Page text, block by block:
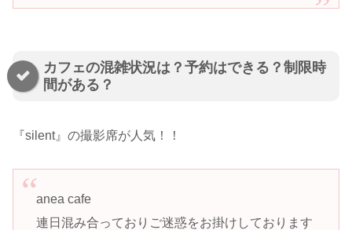
カフェの混雑状況は？予約はできる？制限時
間がある？
『silent』の撮影席が人気！！
anea cafe
連日混み合っておりご迷惑をお掛けしております